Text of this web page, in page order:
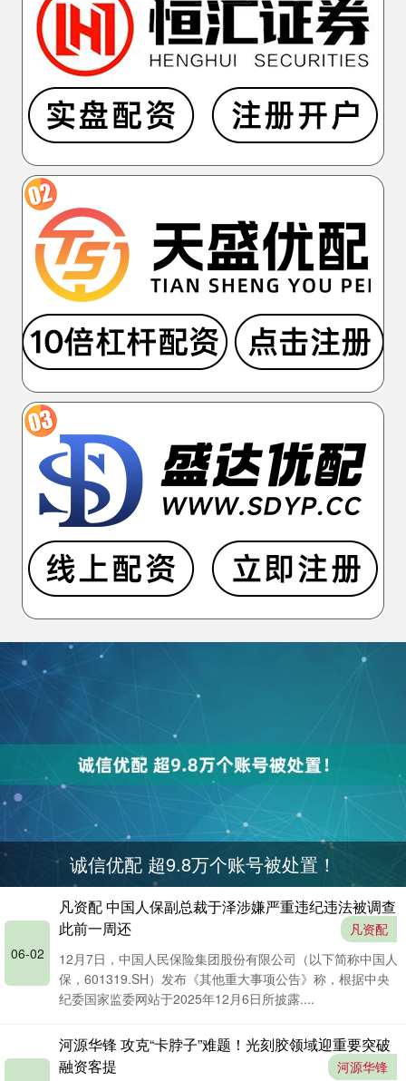
诚信优配 超9.8万个账号被处置！
06-02
凡资配 中国人保副总裁于泽涉嫌严重违纪违法被调查
此前一周还
凡资配
12月7日，中国人民保险集团股份有限公司（以下简称中国人
保，601319.SH）发布《其他重大事项公告》称，根据中央
纪委国家监委网站于2025年12月6日所披露....
河源华锋 攻克“卡脖子”难题！光刻胶领域迎重要突破
融资客提
河源华锋